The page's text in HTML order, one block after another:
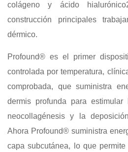
colágeno y ácido
construcción principales
dérmico.
Profound® es el primer
controlada por temperatura,
comprobada, que suministra
dermis profunda para estimular
neocollagénesis y la
Ahora Profound® suministra
capa subcutánea, lo que